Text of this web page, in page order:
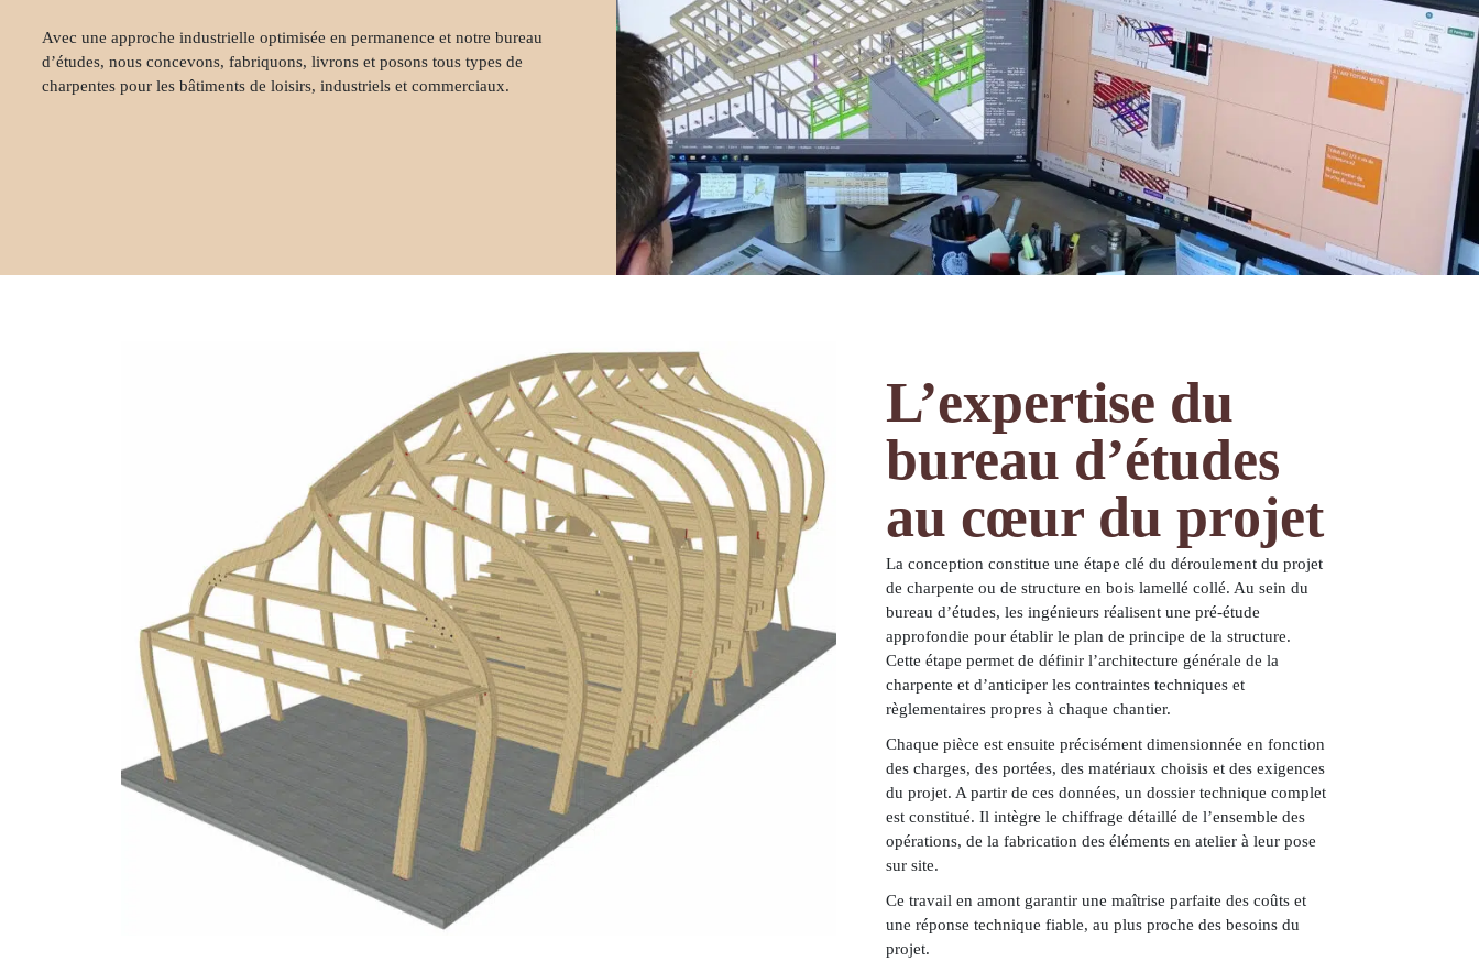
sur les réseaux
Avec une approche industrielle optimisée en permanence et notre bureau
d’études, nous concevons, fabriquons, livrons et posons tous types de
charpentes pour les bâtiments de loisirs, industriels et commerciaux.
L’expertise du
bureau d’études
au cœur du projet
La conception constitue une étape clé du déroulement du projet
de charpente ou de structure en bois lamellé collé. Au sein du
bureau d’études, les ingénieurs réalisent une pré-étude
approfondie pour établir le plan de principe de la structure.
Cette étape permet de définir l’architecture générale de la
charpente et d’anticiper les contraintes techniques et
règlementaires propres à chaque chantier.
Chaque pièce est ensuite précisément dimensionnée en fonction
des charges, des portées, des matériaux choisis et des exigences
du projet. A partir de ces données, un dossier technique complet
est constitué. Il intègre le chiffrage détaillé de l’ensemble des
opérations, de la fabrication des éléments en atelierà leur pose
sur site.
Ce travail en amont garantir une maîtrise parfaite des coûts et
une réponse technique fiable, au plus proche des besoins du
projet.